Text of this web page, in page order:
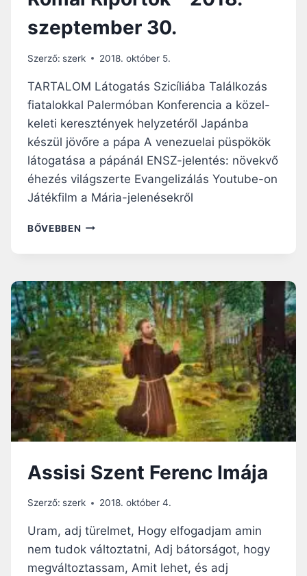
szeptember 30.
Szerző: szerk 2018. október 5.
TARTALOM Látogatás Szicíliába Találkozás
fiatalokkal Palermóban Konferencia a közel-
keleti keresztények helyzetéről Japánba
készül jövőre a pápa A venezuelai püspökök
látogatása a pápánál ENSZ-jelentés: növekvő
éhezés világszerte Evangelizálás Youtube-on
Játékfilm a Mária-jelenésekről
BŐVEBBEN RÓMAI
SZEPTEMBER
30.
Assisi Szent Ferenc Imája
Szerző: szerk 2018. október 4.
Uram, adj türelmet, Hogy elfogadjam amin
nem tudok változtatni, Adj bátorságot, hogy
megváltoztassam, Amit lehet, és adj